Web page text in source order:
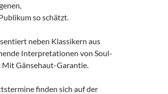
so schätzt.
neben Klassikern aus
Interpretationen von Soul-
Mit Gänsehaut-Garantie.
finden sich auf der